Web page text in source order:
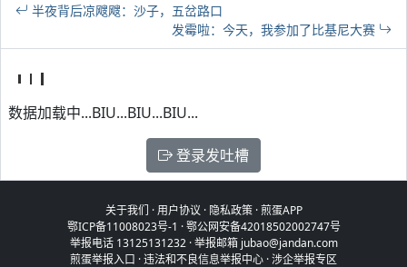
半夜背后凉飕飕：沙子，五岔路口
发霉啦：今天，我参加了比基尼大赛
数据加载中...BIU...BIU...BIU...
登录发吐槽
关于我们 ·用户协议 · 隐私政策·煎蛋APP
鄂ICP备11008023号-1 ·鄂公网安备42018502002747号
举报电话 13125131232 · 举报邮箱 jubao@jandan.com
煎蛋举报入口 ·违法和不良信息举报中心 ·涉企举报专区